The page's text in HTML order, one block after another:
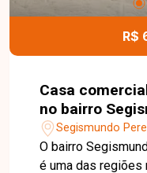
informações e
este excelente
R$
Casa
no bairro
Uberlândia-MG
Segismundo
O bairro
é uma das regiões